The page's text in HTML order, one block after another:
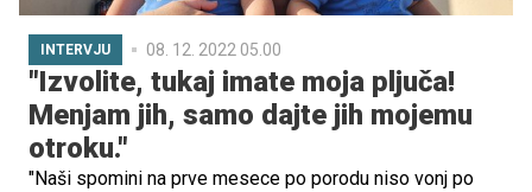
INTERVJU 08. 12. 2022 05.00
"Izvolite, tukaj imate moja pljuča!
Menjam jih, samo dajte jih mojemu
otroku."
"Naši spomini na prve mesece po porodu niso vonj po